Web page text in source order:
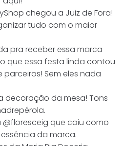
chegou a Juiz de Fora!
tudo com o maior
pra receber essa marca
que essa festa linda contou
Sem eles nada
decoração da mesa! Tons
@floresceig que caiu como
da marca.